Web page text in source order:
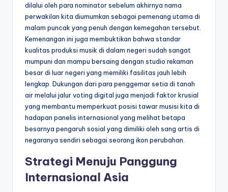
dilalui oleh para nominator sebelum akhirnya nama
perwakilan kita diumumkan sebagai pemenang utama di
malam puncak yang penuh dengan kemegahan tersebut.
Kemenangan ini juga membuktikan bahwa standar
kualitas produksi musik di dalam negeri sudah sangat
mumpuni dan mampu bersaing dengan studio rekaman
besar di luar negeri yang memiliki fasilitas jauh lebih
lengkap. Dukungan dari para penggemar setia di tanah
air melalui jalur voting digital juga menjadi faktor krusial
yang membantu memperkuat posisi tawar musisi kita di
hadapan panelis internasional yang melihat betapa
besarnya pengaruh sosial yang dimiliki oleh sang artis di
negaranya sendiri sebagai seorang ikon perubahan.
Strategi Menuju Panggung
Internasional Asia